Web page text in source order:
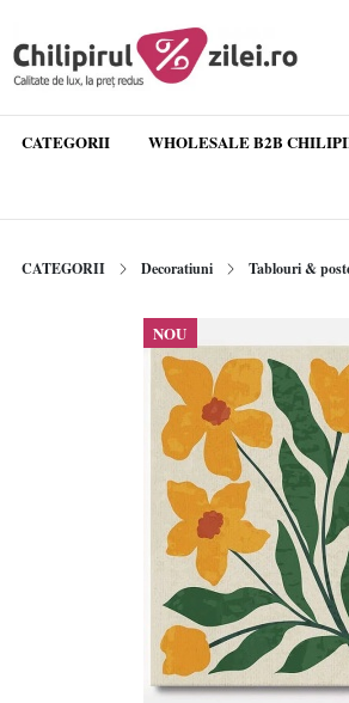
CATEGORII WHOLESALE B2B
CATEGORII Decoratiuni Tablouri &
NOU